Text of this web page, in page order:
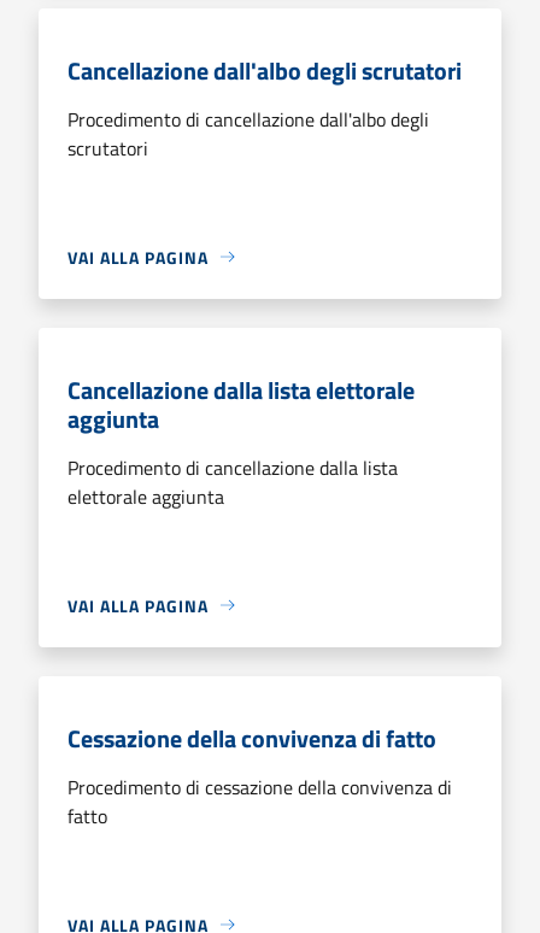
Cancellazione dall'albo degli scrutatori
Procedimento di cancellazione dall'albo degli
scrutatori
VAI ALLA PAGINA
Cancellazione dalla lista elettorale
aggiunta
Procedimento di cancellazione dalla lista
elettorale aggiunta
VAI ALLA PAGINA
Cessazione della convivenza di fatto
Procedimento di cessazione della convivenza di
fatto
VAI ALLA PAGINA